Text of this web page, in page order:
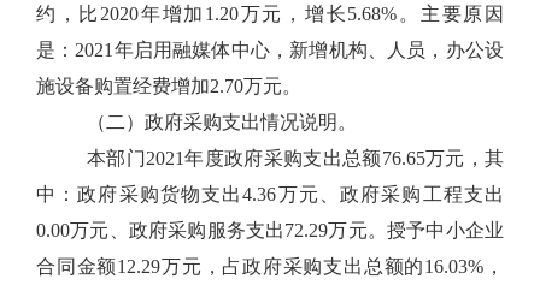
约，比2020年增加1.20万元，增长5.68%。主要原因
是：2021年启用融媒体中心，新增机构、人员，办公设
施设备购置经费增加2.70万元。
（二）政府采购支出情况说明。
本部门2021年度政府采购支出总额76.65万元，其
中：政府采购货物支出4.36万元、政府采购工程支出
0.00万元、政府采购服务支出72.29万元。授予中小企业
合同金额12.29万元，占政府采购支出总额的16.03%，